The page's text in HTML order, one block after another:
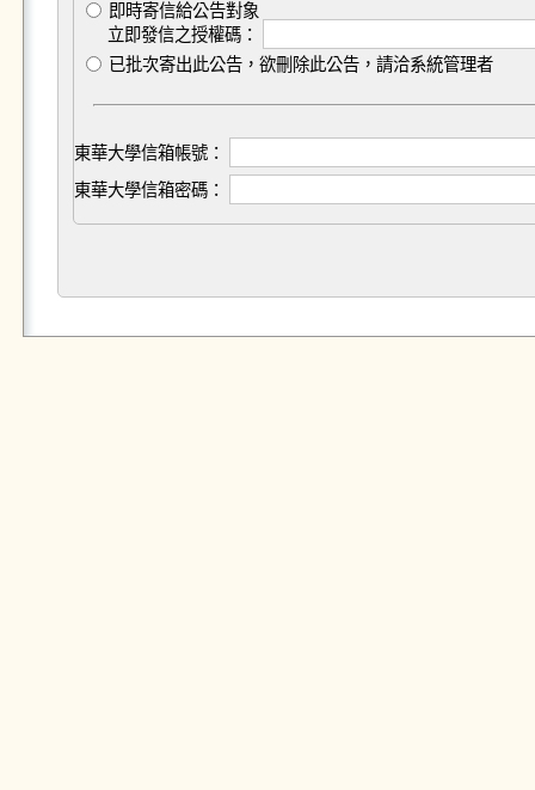
即時寄信給公告對象
立即發信之授權碼：
已批次寄出此公告，欲刪除此公告，請洽系統管理者
東華大學信箱帳號：
東華大學信箱密碼：